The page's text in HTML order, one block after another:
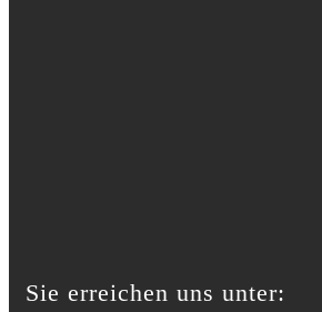
Sie erreichen uns unter: